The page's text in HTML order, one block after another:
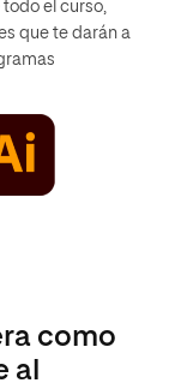
el curso,
que te darán a
como
al